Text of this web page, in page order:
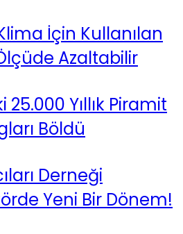
İçin Kullanılan
Azaltabilir
25.000 Yıllık Piramit
Böldü
Derneği
Yeni Bir Dönem!